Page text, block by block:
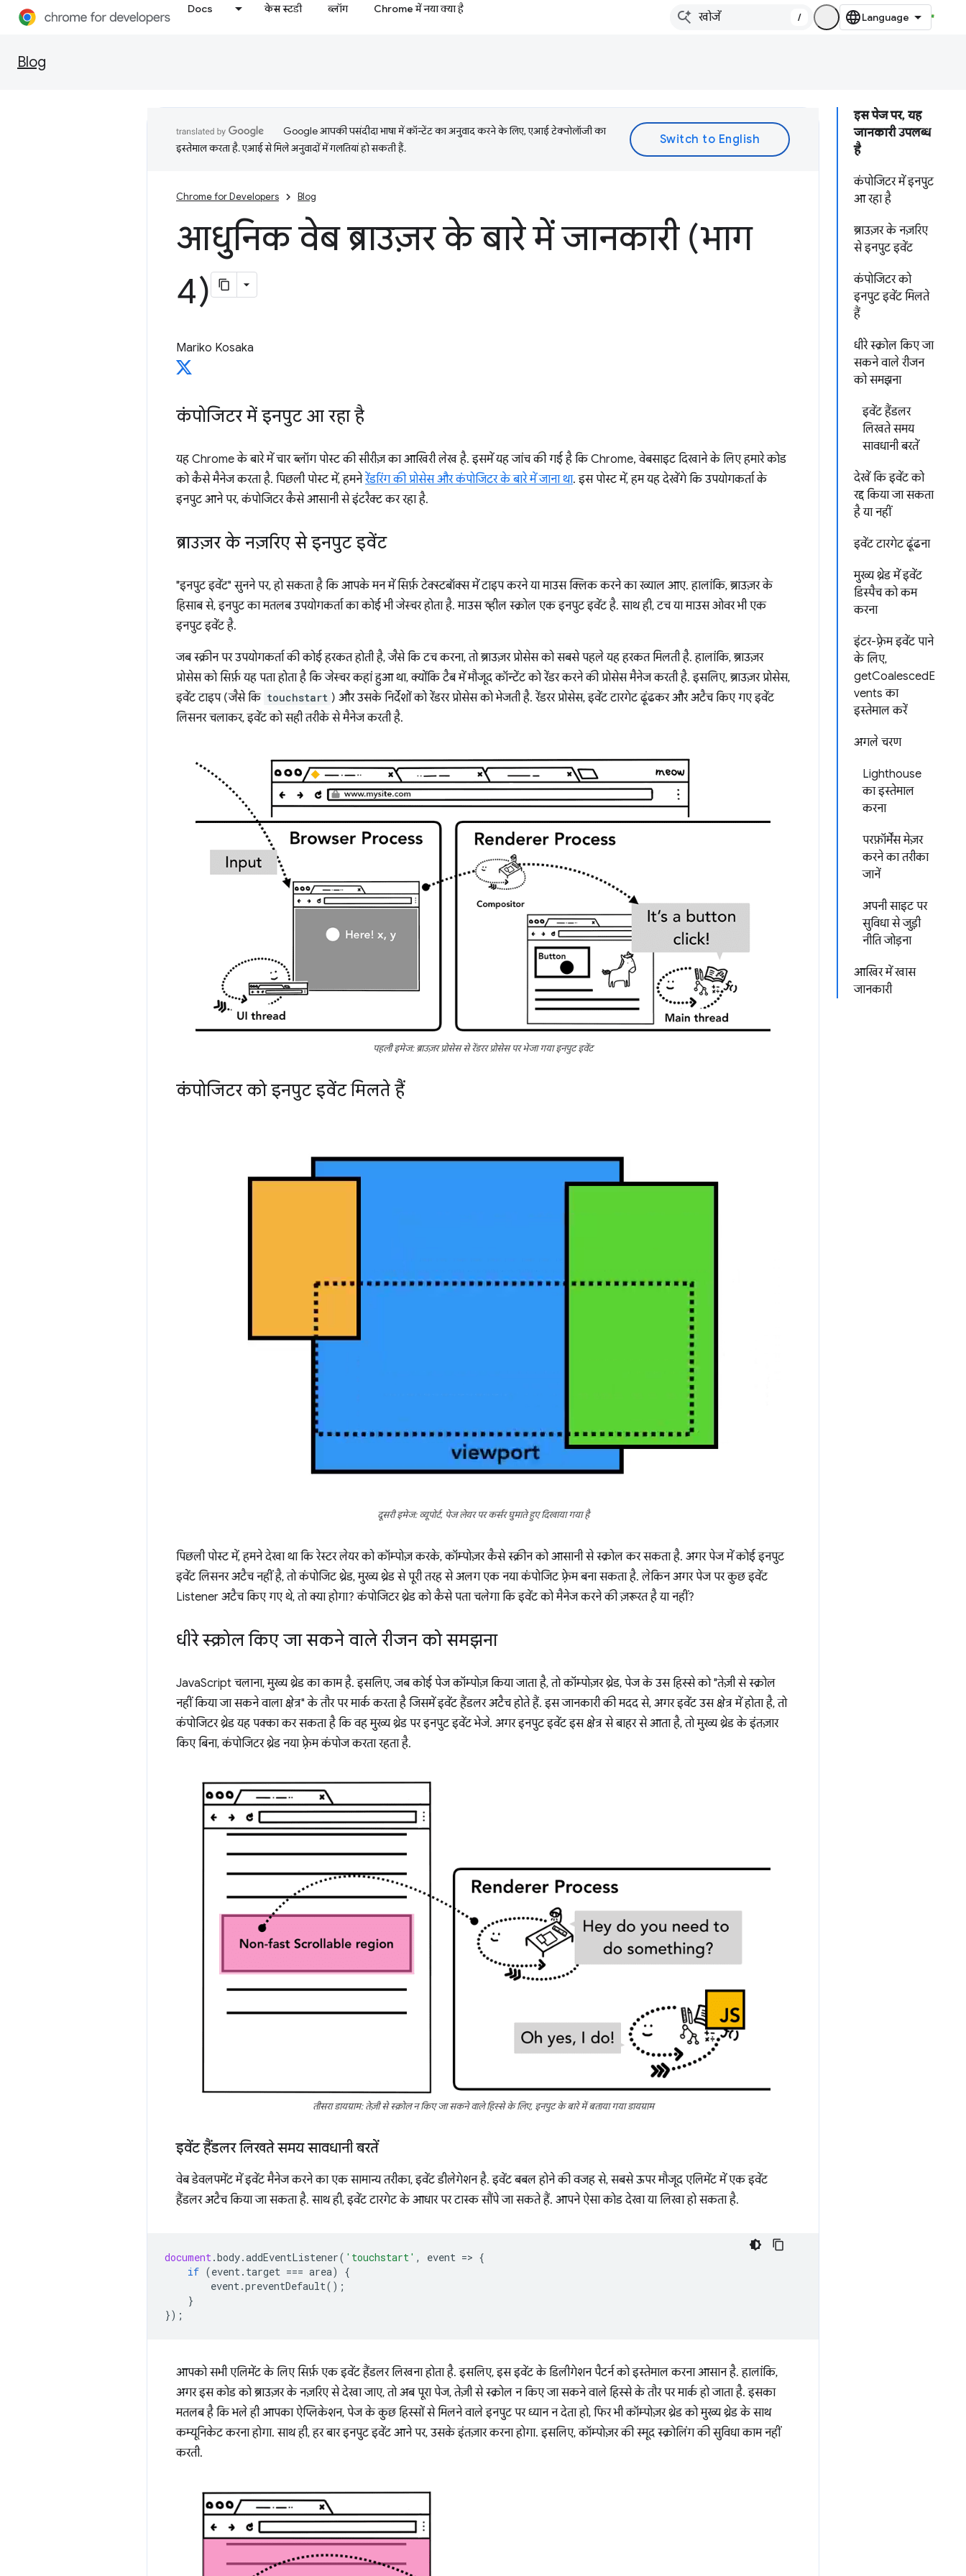
Docs केस स्टडी ब्लॉग Chrome में नया क्या है
/
Blog
इस पेज पर, यह
जानकारी उपलब्ध
है
कंपोजिटर में इनपुट
आ रहा है
ब्राउज़र के नज़रिए
से इनपुट इवेंट
कंपोजिटर को
इनपुट इवेंट मिलते
हैं
धीरे स्क्रोल किए जा
सकने वाले रीजन
को समझना
इवेंट हैंडलर
लिखते समय
सावधानी बरतें
देखें कि इवेंट को
रद्द किया जा सकता
है या नहीं
इवेंट टारगेट ढूंढना
मुख्य थ्रेड में इवेंट
डिस्पैच को कम
करना
इंटर-फ़्रेम इवेंट पाने
के लिए,
getCoalescedE
vents का
इस्तेमाल करें
अगले चरण
Lighthouse
का इस्तेमाल
करना
परफ़ॉर्मेंस मेज़र
करने का तरीका
जानें
अपनी साइट पर
सुविधा से जुड़ी
नीति जोड़ना
आखिर में खास
जानकारी
Google आपकी पसंदीदा भाषा में कॉन्टेंट का अनुवाद करने के लिए, एआई टेक्नोलॉजी का
इस्तेमाल करता है. एआई से मिले अनुवादों में गलतियां हो सकती हैं.
Chrome for Developers Blog
आधुनिक वेब ब्राउज़र के बारे में जानकारी (भाग
4)
Mariko Kosaka
कंपोजिटर में इनपुट आ रहा है
यह Chrome के बारे में चार ब्लॉग पोस्ट की सीरीज़ का आखिरी लेख है. इसमें यह जांच की गई है कि Chrome, वेबसाइट दिखाने के लिए हमारे कोड
को कैसे मैनेज करता है. पिछली पोस्ट में, हमनेरेंडरिंग की प्रोसेस और कंपोजिटर के बारे में जाना था. इस पोस्ट में, हम यह देखेंगे कि उपयोगकर्ता के
इनपुट आने पर, कंपोजिटर कैसे आसानी से इंटरैक्ट कर रहा है.
ब्राउज़र के नज़रिए से इनपुट इवेंट
"इनपुट इवेंट" सुनने पर, हो सकता है कि आपके मन में सिर्फ़ टेक्स्टबॉक्स में टाइप करने या माउस क्लिक करने का ख्याल आए. हालांकि, ब्राउज़र के
हिसाब से, इनपुट का मतलब उपयोगकर्ता का कोई भी जेस्चर होता है. माउस व्हील स्क्रोल एक इनपुट इवेंट है. साथ ही, टच या माउस ओवर भी एक
इनपुट इवेंट है.
जब स्क्रीन पर उपयोगकर्ता की कोई हरकत होती है, जैसे कि टच करना, तो ब्राउज़र प्रोसेस को सबसे पहले यह हरकत मिलती है. हालांकि, ब्राउज़र
प्रोसेस को सिर्फ़ यह पता होता है कि जेस्चर कहां हुआ था, क्योंकि टैब में मौजूद कॉन्टेंट को रेंडर करने की प्रोसेस मैनेज करती है. इसलिए, ब्राउज़र प्रोसेस,
इवेंट टाइप (जैसे कि touchstart ) और उसके निर्देशों को रेंडरर प्रोसेस को भेजती है. रेंडरर प्रोसेस, इवेंट टारगेट ढूंढकर और अटैच किए गए इवेंट
लिसनर चलाकर, इवेंट को सही तरीके से मैनेज करती है.
पहली इमेज: ब्राउज़र प्रोसेस से रेंडरर प्रोसेस पर भेजा गया इनपुट इवेंट
कंपोजिटर को इनपुट इवेंट मिलते हैं
दूसरी इमेज: व्यूपोर्ट, पेज लेयर पर कर्सर घुमाते हुए दिखाया गया है
पिछली पोस्ट में, हमने देखा था कि रेस्टर लेयर को कॉम्पोज़ करके, कॉम्पोज़र कैसे स्क्रीन को आसानी से स्क्रोल कर सकता है. अगर पेज में कोई इनपुट
इवेंट लिसनर अटैच नहीं है, तो कंपोजिट थ्रेड, मुख्य थ्रेड से पूरी तरह से अलग एक नया कंपोजिट फ़्रेम बना सकता है. लेकिन अगर पेज पर कुछ इवेंट
Listener अटैच किए गए थे, तो क्या होगा? कंपोजिटर थ्रेड को कैसे पता चलेगा कि इवेंट को मैनेज करने की ज़रूरत है या नहीं?
धीरे स्क्रोल किए जा सकने वाले रीजन को समझना
JavaScript चलाना, मुख्य थ्रेड का काम है. इसलिए, जब कोई पेज कॉम्पोज़ किया जाता है, तो कॉम्पोज़र थ्रेड, पेज के उस हिस्से को "तेज़ी से स्क्रोल
नहीं किया जा सकने वाला क्षेत्र" के तौर पर मार्क करता है जिसमें इवेंट हैंडलर अटैच होते हैं. इस जानकारी की मदद से, अगर इवेंट उस क्षेत्र में होता है, तो
कंपोजिटर थ्रेड यह पक्का कर सकता है कि वह मुख्य थ्रेड पर इनपुट इवेंट भेजे. अगर इनपुट इवेंट इस क्षेत्र से बाहर से आता है, तो मुख्य थ्रेड के इंतज़ार
किए बिना, कंपोजिटर थ्रेड नया फ़्रेम कंपोज करता रहता है.
तीसरा डायग्राम: तेज़ी से स्क्रोल न किए जा सकने वाले हिस्से के लिए, इनपुट के बारे में बताया गया डायग्राम
इवेंट हैंडलर लिखते समय सावधानी बरतें
वेब डेवलपमेंट में इवेंट मैनेज करने का एक सामान्य तरीका, इवेंट डीलेगेशन है. इवेंट बबल होने की वजह से, सबसे ऊपर मौजूद एलिमेंट में एक इवेंट
हैंडलर अटैच किया जा सकता है. साथ ही, इवेंट टारगेट के आधार पर टास्क सौंपे जा सकते हैं. आपने ऐसा कोड देखा या लिखा हो सकता है.
document .body.addEventListener( 'touchstart' , event => {
if (event . target === area)
{
event .preventDefault();
}
});
आपको सभी एलिमेंट के लिए सिर्फ़ एक इवेंट हैंडलर लिखना होता है. इसलिए, इस इवेंट के डिलीगेशन पैटर्न को इस्तेमाल करना आसान है. हालांकि,
अगर इस कोड को ब्राउज़र के नज़रिए से देखा जाए, तो अब पूरा पेज, तेज़ी से स्क्रोल न किए जा सकने वाले हिस्से के तौर पर मार्क हो जाता है. इसका
मतलब है कि भले ही आपका ऐप्लिकेशन, पेज के कुछ हिस्सों से मिलने वाले इनपुट पर ध्यान न देता हो, फिर भी कॉम्पोज़र थ्रेड को मुख्य थ्रेड के साथ
कम्यूनिकेट करना होगा. साथ ही, हर बार इनपुट इवेंट आने पर, उसके इंतज़ार करना होगा. इसलिए, कॉम्पोज़र की स्मूद स्क्रोलिंग की सुविधा काम नहीं
करती.